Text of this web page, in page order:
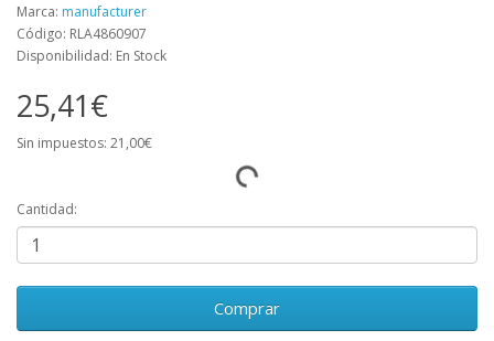
Marca: manufacturer
Código: RLA4860907
Disponibilidad: En Stock
25,41€
Sin impuestos: 21,00€
Cantidad:
Comprar